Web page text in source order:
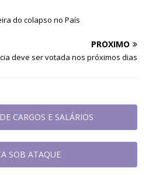
do colapso no País
PRÓXIMO
deve ser votada nos próximos dias
CARGOS E SALÁRIOS
SOB ATAQUE